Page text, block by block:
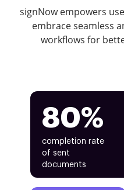
signNow empowers
embrace seamless
workflows for
80%
completion rate
of sent
documents